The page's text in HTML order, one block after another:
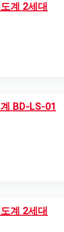
계 2세대
BD-LS-01
계 2세대